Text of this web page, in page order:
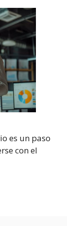
es un paso
con el